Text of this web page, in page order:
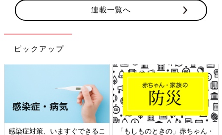
連載一覧へ
ピックアップ
感染症対策、いますぐできるこ
「もしものときの」赤ちゃん・